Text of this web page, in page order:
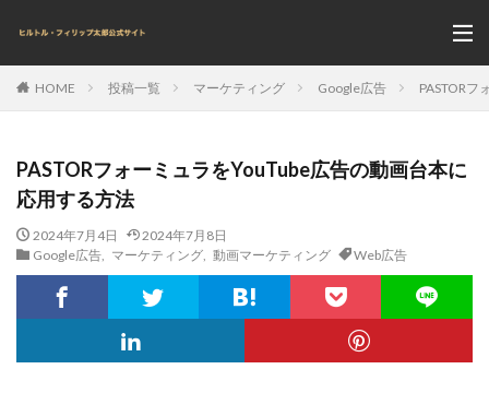
HOME 投稿一覧 マーケティング Google広告 PASTOR
PASTORフォーミュラをYouTube広告の動画台本に
応用する方法
2024年7月4日
2024年7月8日
Google広告, マーケティング, 動画マーケティング Web広告